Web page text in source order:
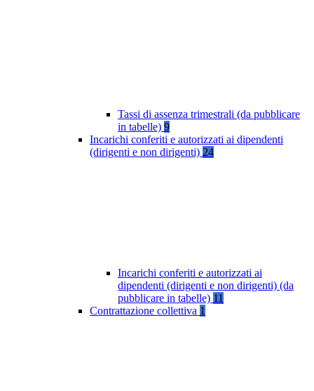
Tassi di assenza trimestrali (da pubblicare
in tabelle) 9
Incarichi conferiti e autorizzati ai dipendenti
(dirigenti e non dirigenti) 24
Incarichi conferiti e autorizzati ai
dipendenti (dirigenti e non dirigenti) (da
pubblicare in tabelle) 11
Contrattazione collettiva 1